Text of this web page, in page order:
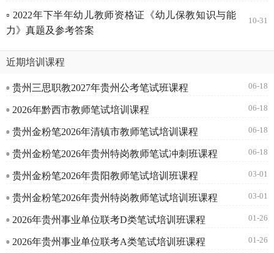
▫ 2022年下半年幼儿教师资格证《幼儿保教知识与能
力》真题及参考答案
10-31
近期培训课程
▫ 贵州三思职教2027年贵州公考笔试班课程 06-18
▫ 2026年黔西市教师笔试培训课程 06-18
▫ 贵州金粉笔2026年清镇市教师笔试培训课程 06-18
▫ 贵州金粉笔2026年贵州特岗教师笔试冲刺班课程 06-18
▫ 贵州金粉笔2026年贵阳教师笔试培训班课程 03-01
▫ 贵州金粉笔2026年贵州特岗教师笔试培训班课程 03-01
▫ 2026年贵州事业单位联考D类笔试培训班课程 01-26
▫ 2026年贵州事业单位联考A类笔试培训班课程 01-26